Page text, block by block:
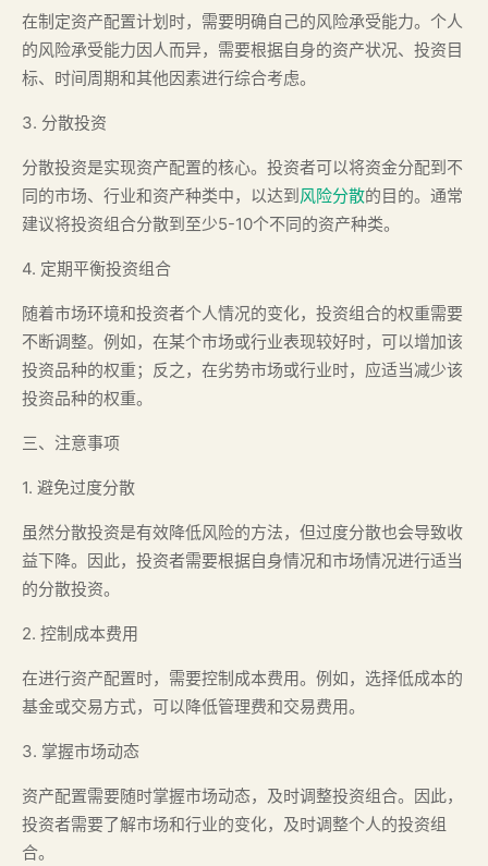
在制定资产配置计划时，需要明确自己的风险承受能力。个人
的风险承受能力因人而异，需要根据自身的资产状况、投资目
标、时间周期和其他因素进行综合考虑。
3. 分散投资
分散投资是实现资产配置的核心。投资者可以将资金分配到不
同的市场、行业和资产种类中，以达到风险分散的目的。通常
建议将投资组合分散到至少5-10个不同的资产种类。
4. 定期平衡投资组合
随着市场环境和投资者个人情况的变化，投资组合的权重需要
不断调整。例如，在某个市场或行业表现较好时，可以增加该
投资品种的权重；反之，在劣势市场或行业时，应适当减少该
投资品种的权重。
三、注意事项
1. 避免过度分散
虽然分散投资是有效降低风险的方法，但过度分散也会导致收
益下降。因此，投资者需要根据自身情况和市场情况进行适当
的分散投资。
2. 控制成本费用
在进行资产配置时，需要控制成本费用。例如，选择低成本的
基金或交易方式，可以降低管理费和交易费用。
3. 掌握市场动态
资产配置需要随时掌握市场动态，及时调整投资组合。因此，
投资者需要了解市场和行业的变化，及时调整个人的投资组
合。